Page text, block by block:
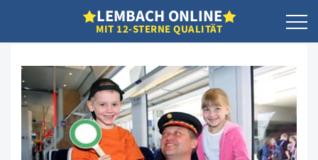
LEMBACH ONLINE
MIT 12-STERNE QUALITÄT